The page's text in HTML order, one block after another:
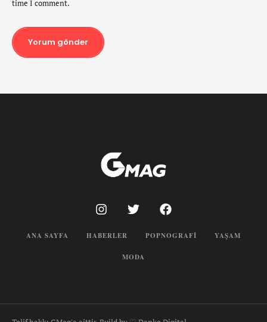
time I comment.
Yorum gönder
ANA SAYFA HABERLER POPNOGRAFI YAŞAM
MODA